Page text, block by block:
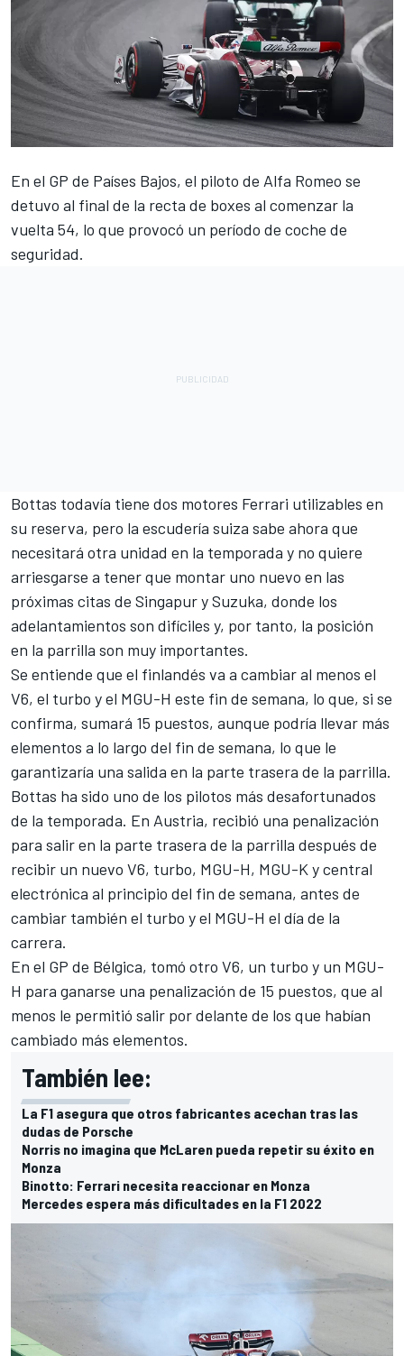
En el GP de Países Bajos, el piloto de Alfa Romeo se
detuvo al final de la recta de boxes al comenzar la
vuelta 54, lo que provocó un período de coche de
seguridad.
Bottas todavía tiene dos motores Ferrari utilizables en
su reserva, pero la escudería suiza sabe ahora que
necesitará otra unidad en la temporada y no quiere
arriesgarse a tener que montar uno nuevo en las
próximas citas de Singapur y Suzuka, donde los
adelantamientos son difíciles y, por tanto, la posición
en la parrilla son muy importantes.
Se entiende que el finlandés va a cambiar al menos el
V6, el turbo y el MGU-H este fin de semana, lo que, si se
confirma, sumará 15 puestos, aunque podría llevar más
elementos a lo largo del fin de semana, lo que le
garantizaría una salida en la parte trasera de la parrilla.
Bottas ha sido uno de los pilotos más desafortunados
de la temporada. En Austria, recibió una penalización
para salir en la parte trasera de la parrilla después de
recibir un nuevo V6, turbo, MGU-H, MGU-K y central
electrónica al principio del fin de semana, antes de
cambiar también el turbo y el MGU-H el día de la
carrera.
En el GP de Bélgica, tomó otro V6, un turbo y un MGU-
H para ganarse una penalización de 15 puestos, que al
menos le permitió salir por delante de los que habían
cambiado más elementos.
También lee:
La F1 asegura que otros fabricantes acechan tras las
dudas de Porsche
Norris no imagina que McLaren pueda repetir su éxito en
Monza
Binotto: Ferrari necesita reaccionar en Monza
Mercedes espera más dificultades en la F1 2022